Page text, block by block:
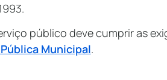
público deve cumprir as
Municipal.